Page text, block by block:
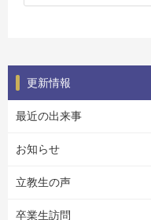
更新情報
最近の出来事
お知らせ
立教生の声
卒業生訪問